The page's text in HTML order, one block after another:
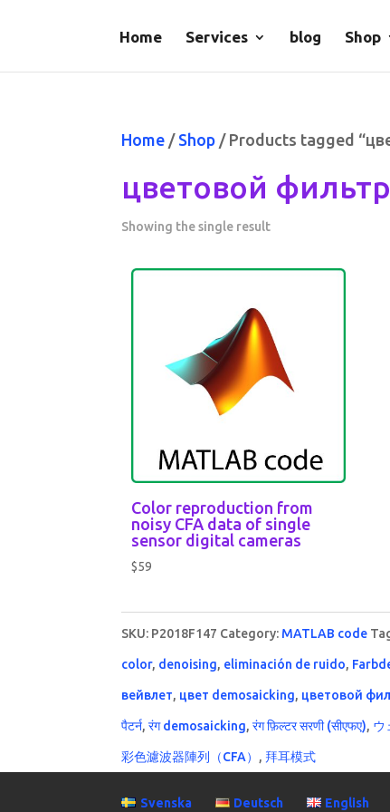
Home Services blog Shop
Home / Shop / Products tagged
цветовой
Showing the single result
Color reproduction from
noisy CFA data of single
sensor digital cameras
$59
SKU: P2018F147 Category: MATLAB code
color, denoising, eliminación de ruido,
вейвлет, цвет demosaicking, цветовой
पैटर्न,रंग demosaicking,रंग फ़िल्टर सरणी (सीएफए), ウ
彩色濾波器陣列（CFA） , 拜耳模式
Svenska Deutsch English